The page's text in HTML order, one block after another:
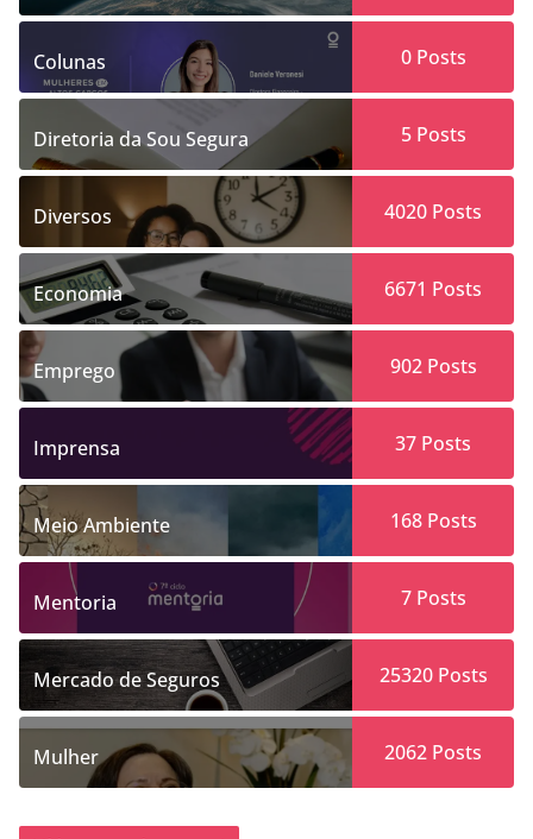
Colunas 0Posts
Diretoria da Sou Segura 5Posts
Diversos 4020 Posts
Economia 6671 Posts
Emprego 902Posts
Imprensa 37 Posts
Meio Ambiente 168Posts
Mentoria 7Posts
Mercado de Seguros 25320Posts
Mulher 2062 Posts